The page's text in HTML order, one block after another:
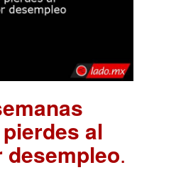
al
.